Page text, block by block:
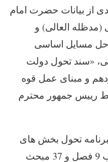
از بیانات حضرت امام
(مدظله العالی) و
حل مسایل اساسی
قانون اساسی، «سند تحول دولت
و مبنای عمل قوه
رییس جمهور محترم
تحول بخش های
پیشران و موضوعات فرابخشی» در قالب 9 فصل و 37 مبحث